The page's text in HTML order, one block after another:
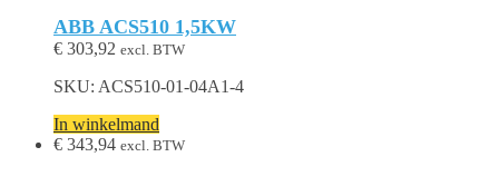
ABB ACS510 1,5KW
€ 303,92 excl. BTW
SKU: ACS510-01-04A1-4
In winkelmand
€ 343,94 excl. BTW